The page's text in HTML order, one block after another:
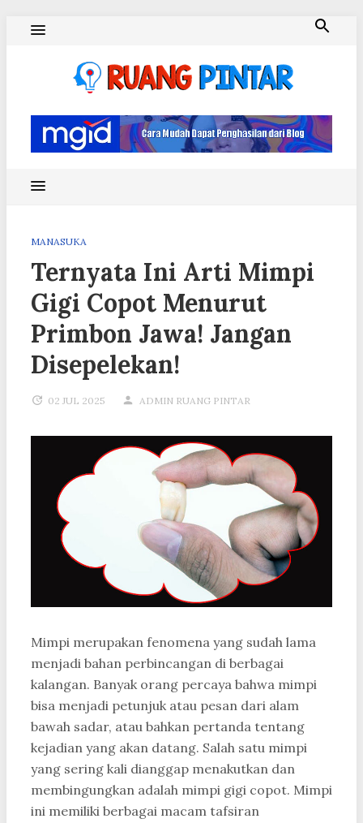
MANASUKA
Ternyata Ini Arti Mimpi
Gigi Copot Menurut
Primbon Jawa! Jangan
Disepelekan!
02 JUL 2025 ADMIN RUANG PINTAR
Mimpi merupakan fenomena yang sudah lama
menjadi bahan perbincangan di berbagai
kalangan. Banyak orang percaya bahwa mimpi
bisa menjadi petunjuk atau pesan dari alam
bawah sadar, atau bahkan pertanda tentang
kejadian yang akan datang. Salah satu mimpi
yang sering kali dianggap menakutkan dan
membingungkan adalah mimpi gigi copot. Mimpi
ini memiliki berbagai macam tafsiran